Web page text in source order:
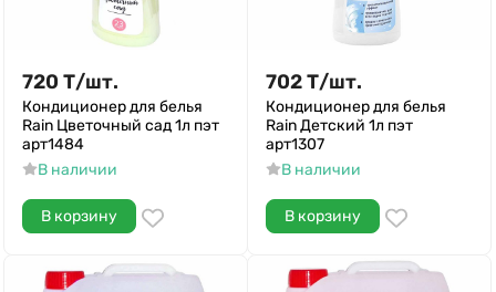
720 Т/шт.
Кондиционер для белья
Rain Цветочный сад 1л пэт
арт1484
В наличии
В корзину
702Т/шт.
Кондиционер для белья
Rain Детский 1л пэт
арт1307
В наличии
В корзину